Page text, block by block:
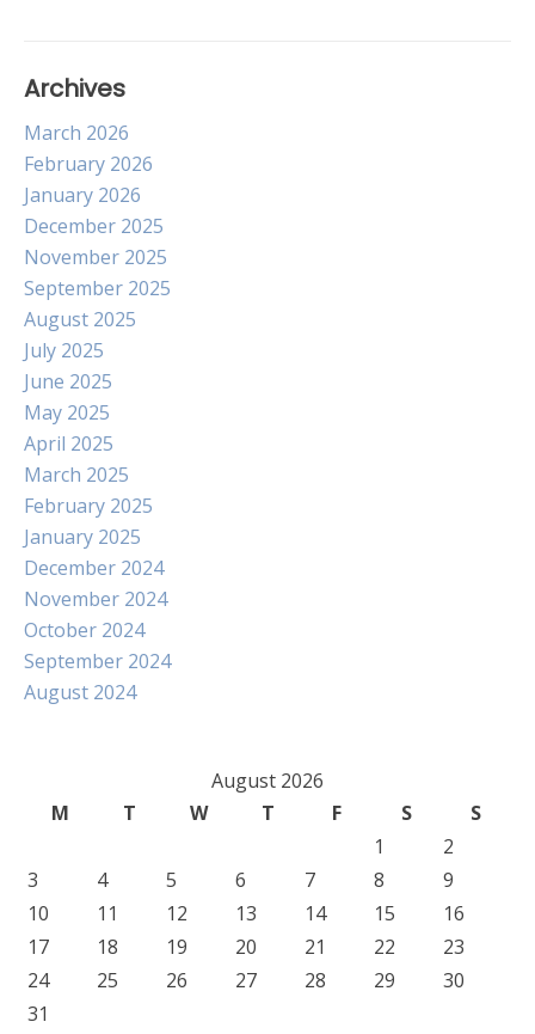
Archives
March 2026
February 2026
January 2026
December 2025
November 2025
September 2025
August 2025
July 2025
June 2025
May 2025
April 2025
March 2025
February 2025
January 2025
December 2024
November 2024
October 2024
September 2024
August 2024
August 2026
M
T W T F S
S
1
2
3
4 5 6 7 8
9
10
11 12 13 14 15
16
17
18 19 20 21 22
23
24
25 26 27 28 29
30
31